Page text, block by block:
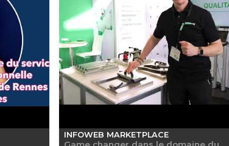
INFOWEB MARKETPLACE